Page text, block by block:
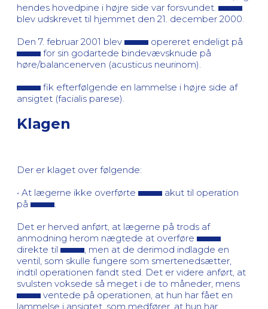
hendes hovedpine i højre side var forsvundet.
blev udskrevet til hjemmet den 21. december 2000.
Den 7. februar 2001 blev
opereret endeligt på
for sin godartede bindevævsknude på
høre/balancenerven (acusticus neurinom).
fik efterfølgende en lammelse i højre side af
ansigtet (facialis parese).
Klagen
Der er klaget over følgende:
• At lægerne ikke overførte
akut til operation
på
Det er herved anført, at lægerne på trods af
anmodning herom nægtede at overføre
direkte til
, men at de derimod indlagde en
ventil, som skulle fungere som smertenedsætter,
indtil operationen fandt sted. Det er videre anført, at
svulsten voksede så meget i de to måneder, mens
ventede på operationen, at hun har fået en
lammelse i ansigtet, som medfører, at hun har